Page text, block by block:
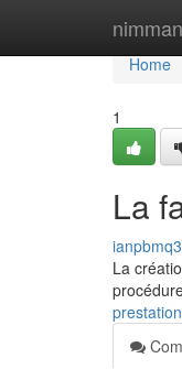
Home
Home
1
La
La